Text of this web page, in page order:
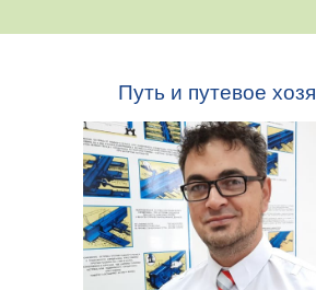
Путь и путевое